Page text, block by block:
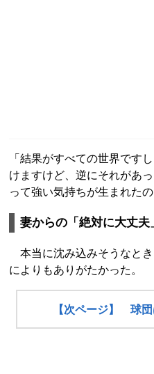
「結果がすべての世界です
けますけど、逆にそれがあ
って強い気持ちが生まれたの
妻からの「絶対に大丈夫
本当に沈み込みそうなと
によりもありがたかった。
【次ページ】 球